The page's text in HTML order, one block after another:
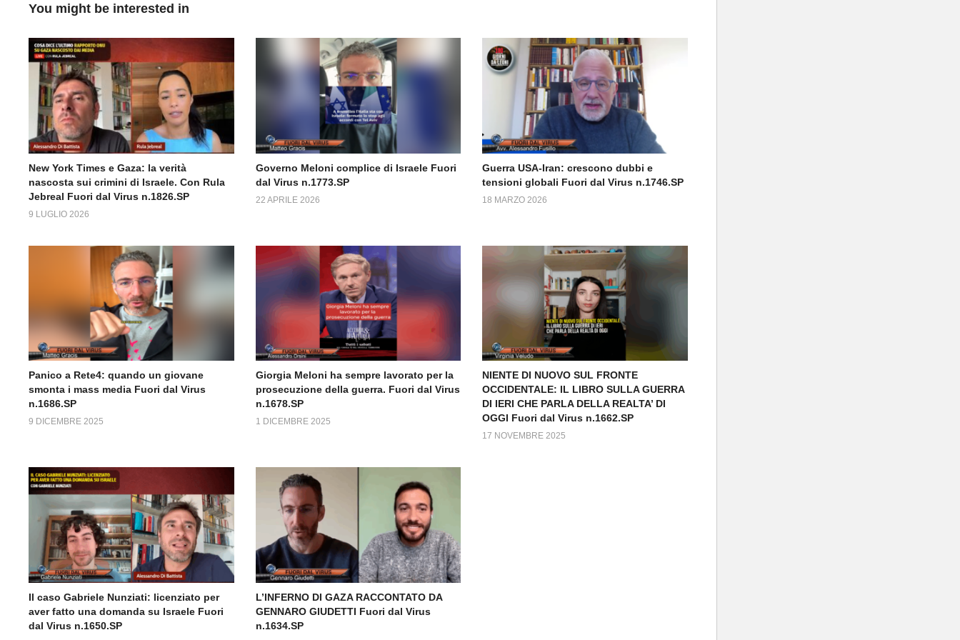
You might be interested in
New York Times e Gaza: la verità
nascosta sui crimini di Israele. Con Rula
Jebreal Fuori dal Virus n.1826.SP
9 LUGLIO 2026
Governo Meloni complice di Israele Fuori
dal Virus n.1773.SP
22 APRILE 2026
Guerra USA-Iran: crescono dubbi e
tensioni globali Fuori dal Virus n.1746.SP
18 MARZO 2026
Panico a Rete4: quando un giovane
smonta i mass media Fuori dal Virus
n.1686.SP
9 DICEMBRE 2025
Giorgia Meloni ha sempre lavorato per la
prosecuzione della guerra. Fuori dal Virus
n.1678.SP
1 DICEMBRE 2025
NIENTE DI NUOVO SUL FRONTE
OCCIDENTALE: IL LIBRO SULLA GUERRA
DI IERI CHE PARLA DELLA REALTA’ DI
OGGI Fuori dal Virus n.1662.SP
17 NOVEMBRE 2025
Il caso Gabriele Nunziati: licenziato per
aver fatto una domanda su Israele Fuori
dal Virus n.1650.SP
L’INFERNO DI GAZA RACCONTATO DA
GENNARO GIUDETTI Fuori dal Virus
n.1634.SP